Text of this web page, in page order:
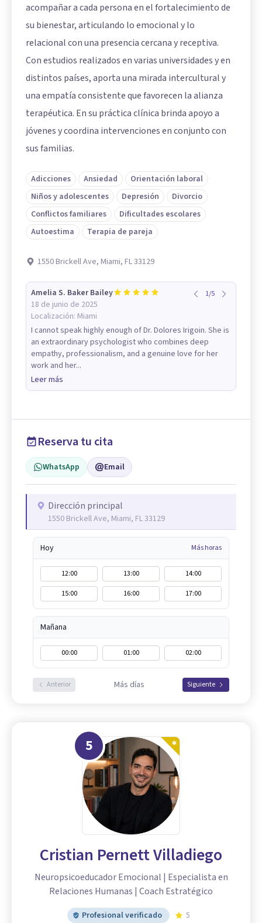
acompañar a cada persona en el fortalecimiento de
su bienestar, articulando lo emocional y lo
relacional con una presencia cercana y receptiva.
Con estudios realizados en varias universidades y en
distintos países, aporta una mirada intercultural y
una empatía consistente que favorecen la alianza
terapéutica. En su práctica clínica brinda apoyo a
jóvenes y coordina intervenciones en conjunto con
sus familias.
Adicciones Ansiedad
Orientación laboral
Niños y adolescentes
Depresión
Divorcio
Conflictos familiares
Dificultades escolares
Autoestima
Terapia de pareja
1550 Brickell Ave, Miami, FL 33129
Amelia S. Baker Bailey
18 de junio de 2025
Localización: Miami
1/5
I cannot speak highly enough of Dr. Dolores Irigoin. She is
an extraordinary psychologist who combines deep
empathy, professionalism, and a genuine love for her
work and her...
Leer más
Reserva tu cita
WhatsApp Email
Dirección principal
1550 Brickell Ave, Miami, FL 33129
Hoy Más horas
12:00 13:00
14:00
15:00
16:00 17:00
Mañana
00:00 01:00 02:00
Anterior Más días Siguiente
5
Cristian Pernett Villadiego
Neuropsicoeducador Emocional | Especialista en
Relaciones Humanas | Coach Estratégico
Profesional verificado
5